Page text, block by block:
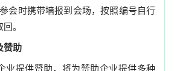
会时携带墙报到会场，按照编号自行
。
赞助
业提供赞助，将为赞助企业提供多种